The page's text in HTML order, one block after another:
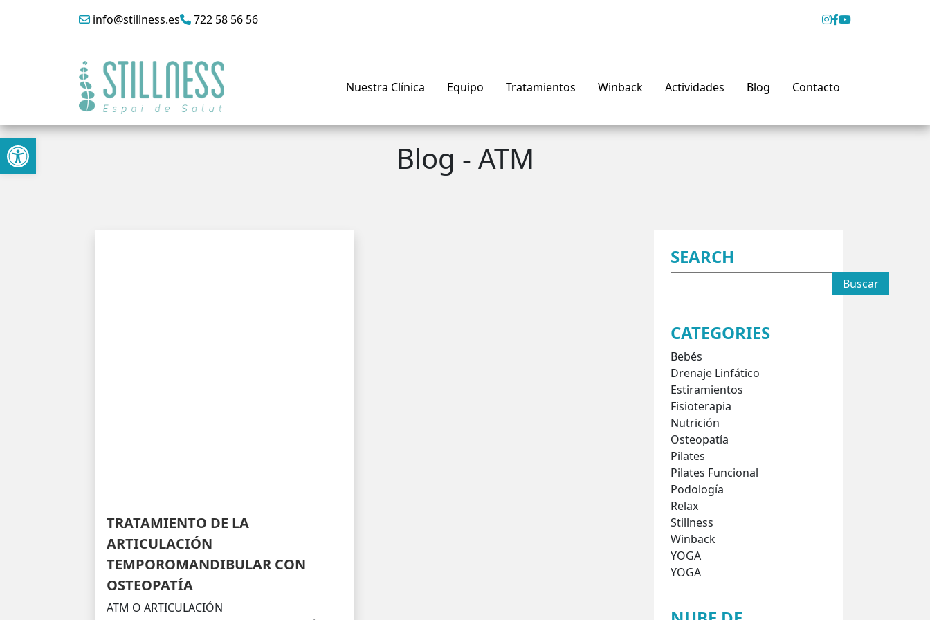
info@stillness.es 722 58 56 56
Nuestra Clínica Equipo Tratamientos Winback Actividades Blog Contacto
Blog - ATM
TRATAMIENTO DE LA
ARTICULACIÓN
TEMPOROMANDIBULAR CON
OSTEOPATÍA
ATM O ARTICULACIÓN
SEARCH
CATEGORIES
Bebés
Drenaje Linfático
Estiramientos
Fisioterapia
Nutrición
Osteopatía
Pilates
Pilates Funcional
Podología
Relax
Stillness
Winback
YOGA
YOGA
Abrir barra de herramientas